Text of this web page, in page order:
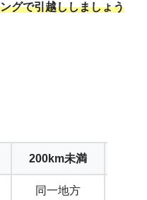
グで引越ししましょう
200km未満
同一地方